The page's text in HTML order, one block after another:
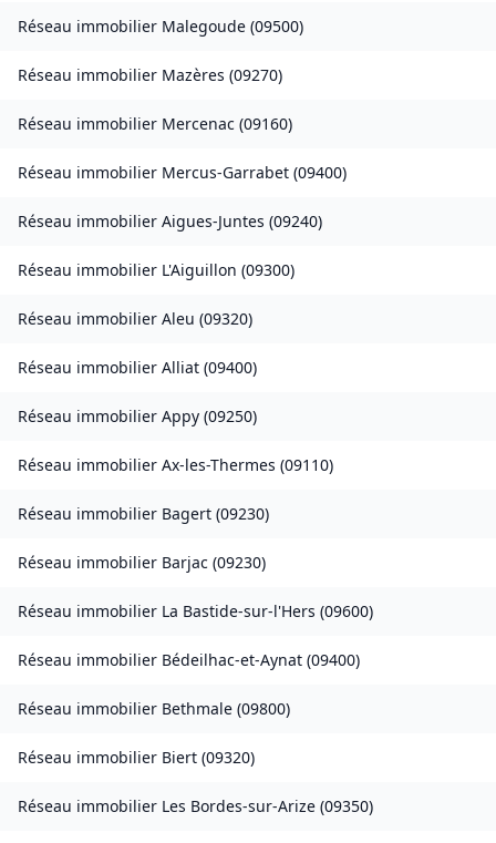
Réseau immobilier Malegoude (09500)
Réseau immobilier Mazères (09270)
Réseau immobilier Mercenac (09160)
Réseau immobilier Mercus-Garrabet (09400)
Réseau immobilier Aigues-Juntes (09240)
Réseau immobilier L'Aiguillon (09300)
Réseau immobilier Aleu (09320)
Réseau immobilier Alliat (09400)
Réseau immobilier Appy (09250)
Réseau immobilier Ax-les-Thermes (09110)
Réseau immobilier Bagert (09230)
Réseau immobilier Barjac (09230)
Réseau immobilier La Bastide-sur-l'Hers (09600)
Réseau immobilier Bédeilhac-et-Aynat (09400)
Réseau immobilier Bethmale (09800)
Réseau immobilier Biert (09320)
Réseau immobilier Les Bordes-sur-Arize (09350)